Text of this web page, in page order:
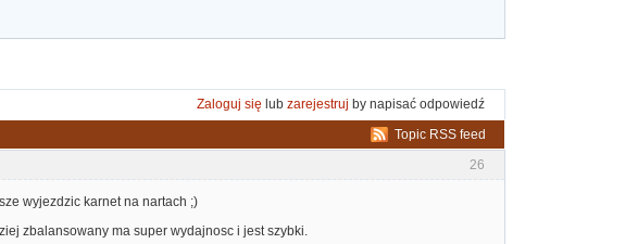
Zaloguj się lub zarejestruj by napisać odpowiedź
Topic RSS feed
26
wyjezdzic karnet na nartach ;)
zbalansowany ma super wydajnosc i jest szybki.